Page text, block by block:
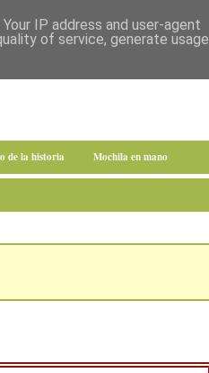
de la historia Mochila en mano
IP address and user-agent
of service, generate usage